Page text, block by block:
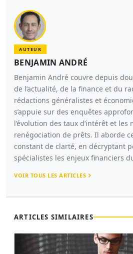
AUTEUR
BENJAMIN ANDRÉ
Benjamin André couvre depuis
de l’actualité, de la finance et du
rédactions généralistes et
s’appuie sur des enquêtes
l’évolution des taux d’intérêt et les
renégociation de prêts. Il aborde
constant de clarté, en décryptant
spécialistes les enjeux financiers
VOIR TOUS LES ARTICLES
ARTICLES SIMILAIRES